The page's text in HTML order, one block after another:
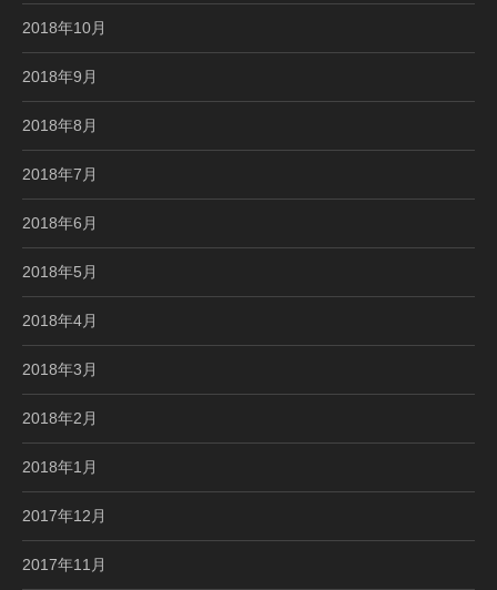
2018年10月
2018年9月
2018年8月
2018年7月
2018年6月
2018年5月
2018年4月
2018年3月
2018年2月
2018年1月
2017年12月
2017年11月